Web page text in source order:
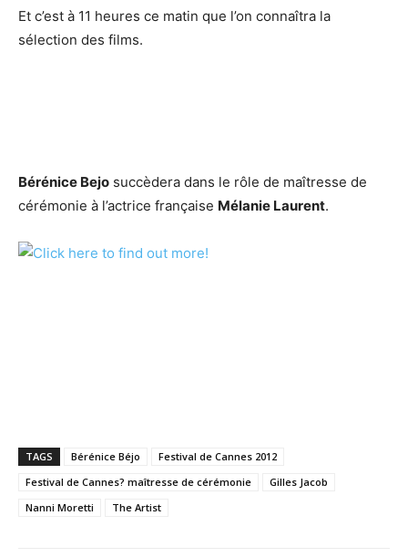
Et c’est à 11 heures ce matin que l’on connaîtra la
sélection des films.
Bérénice Bejo succèdera dans le rôle de maîtresse de
cérémonie à l’actrice française Mélanie Laurent.
TAGS Bérénice Béjo
Festival de Cannes 2012
Festival de Cannes? maîtresse de cérémonie
Gilles Jacob
Nanni Moretti
The Artist